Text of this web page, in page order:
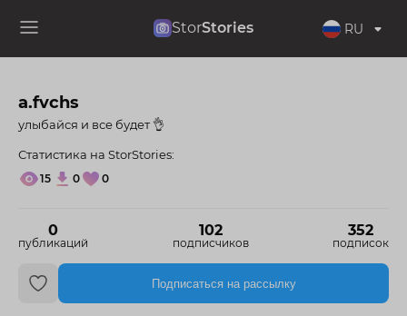
StorStories RU
a.fvchs
0
публикаций
102
подписчиков
352
подписок
улыбайся и все будет 👌
Статистика на StorStories:
15 0 0
Подписаться на рассылку